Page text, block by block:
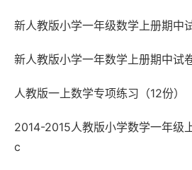
新人教版小学一年级数学上册期中
新人教版小学一年数学上册期中试
人教版一上数学专项练习（12份）
2014-2015人教版小学数学一年级
c